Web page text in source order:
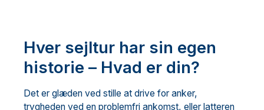
Hver sejltur har sin egen
historie – Hvad er din?
Det er glæden ved stille at drive for anker,
trygheden ved en problemfri ankomst, eller latteren